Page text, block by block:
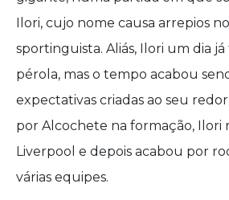
Ilori, cujo nome causa arrepios
sportinguista. Aliás, Ilori um dia
pérola, mas o tempo acabou
expectativas criadas ao seu
por Alcochete na formação, Ilori
Liverpool e depois acabou por
várias equipes.